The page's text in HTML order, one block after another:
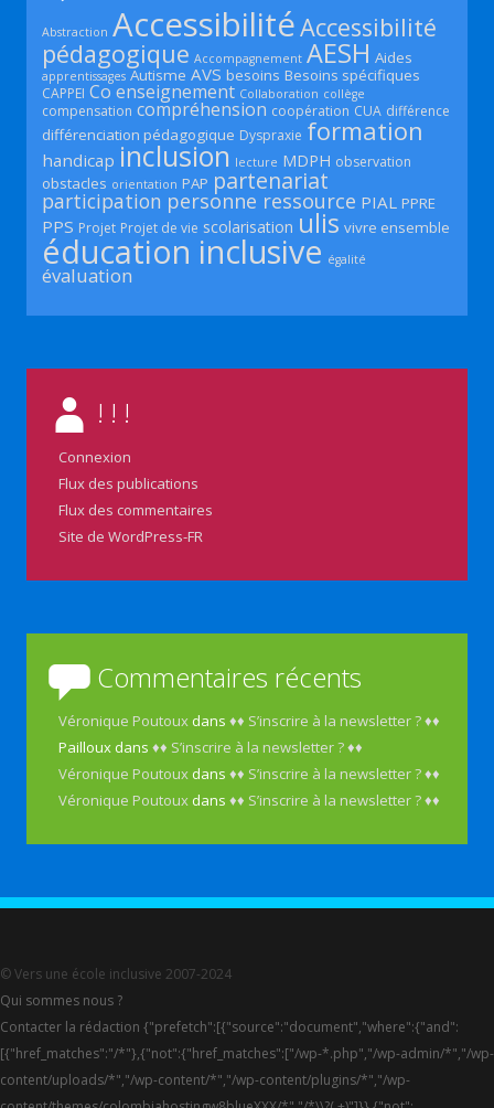
Abstraction AccessibilitéAccessibilité
pédagogique Accompagnement AESH Aides
apprentissages Autisme AVS besoins Besoins spécifiques
CAPPEI Co enseignement Collaboration collège
compensation compréhension coopération CUA différence
différenciation pédagogique Dyspraxie formation
handicap inclusion lecture MDPH observation
obstacles orientation PAP partenariat
participation personne ressource PIAL PPRE
PPS Projet Projet de vie scolarisation ulis vivre ensemble
éducation inclusive égalité
évaluation
! ! !
Connexion
Flux des publications
Flux des commentaires
Site de WordPress-FR
Commentaires récents
Véronique Poutoux dans♦♦ S’inscrire à la newsletter ? ♦♦
Pailloux dans♦♦ S’inscrire à la newsletter ? ♦♦
Véronique Poutoux dans♦♦ S’inscrire à la newsletter ? ♦♦
Véronique Poutoux dans♦♦ S’inscrire à la newsletter ? ♦♦
© Vers une école inclusive 2007-2024
Qui sommes nous ?
Contacter la rédaction {"prefetch":[{"source":"document","where":{"and":
[{"href_matches":"/*"},{"not":{"href_matches":["/wp-*.php","/wp-admin/*","/wp-
content/uploads/*","/wp-content/*","/wp-content/plugins/*","/wp-